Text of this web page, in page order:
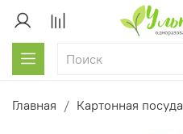
Главная Картонная посуда